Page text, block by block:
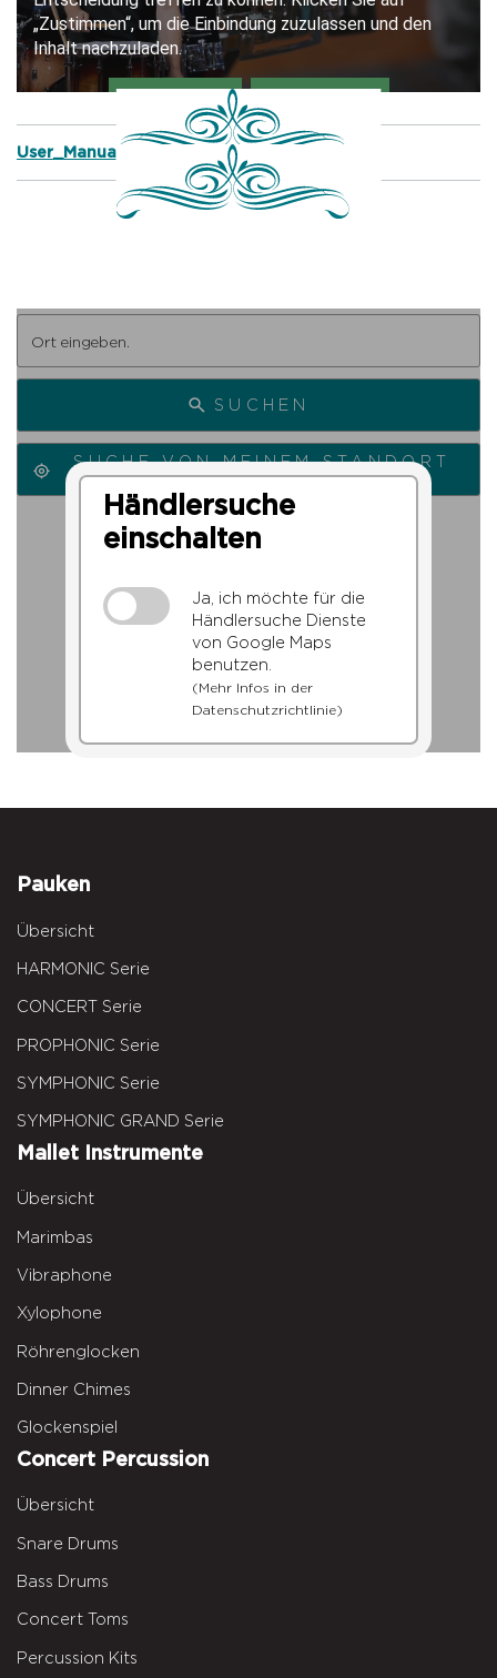
User_Manual_Prophonic_Snare_Drums.pdf
Händlersuche
einschalten
Ja, ich möchte für die
Händlersuche Dienste
von Google Maps
benutzen.
(Mehr Infos in der
Datenschutzrichtlinie)
SUCHEN
SUCHE VON MEINEM STANDORT
AUS
Pauken
Übersicht
HARMONIC Serie
CONCERT Serie
PROPHONIC Serie
SYMPHONIC Serie
SYMPHONIC GRAND Serie
Mallet Instrumente
Übersicht
Marimbas
Vibraphone
Xylophone
Röhrenglocken
Dinner Chimes
Glockenspiel
Concert Percussion
Übersicht
Snare Drums
Bass Drums
Concert Toms
Percussion Kits